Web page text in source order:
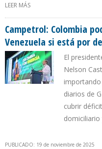
LEER MÁS
Campetrol: Colombia
Venezuela si está por
El
Nelson
diarios de
cubrir
domiciliario
PUBLICADO: 19 de noviembre de 2025